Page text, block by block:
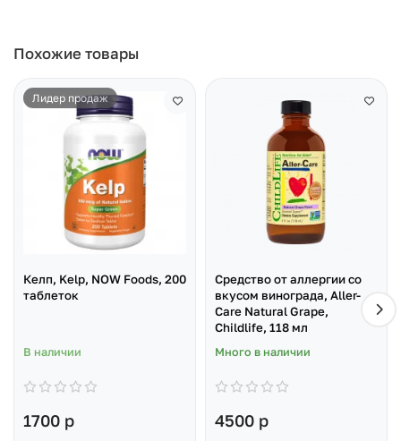
Похожие товары
Лидер продаж
Келп, Kelp, NOW Foods, 200
таблеток
В наличии
1700 р
Cредство от аллергии со
вкусом винограда, Aller-
Care Natural Grape,
Childlife, 118 мл
Много в наличии
4500 р